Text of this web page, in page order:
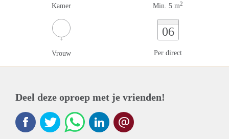
Kamer Min. 5 m2
Vrouw
06
Per direct
Deel deze oproep met je vrienden!